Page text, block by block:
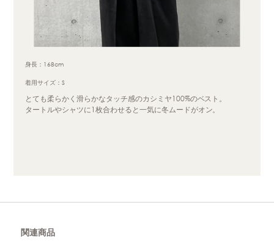
身長：168cm
着用サイズ：S
とても柔らかく滑らかなタッチ感のカシミヤ100%のベスト。
タートルやシャツに1枚合わせると一気に冬ムードがオン。
関連商品